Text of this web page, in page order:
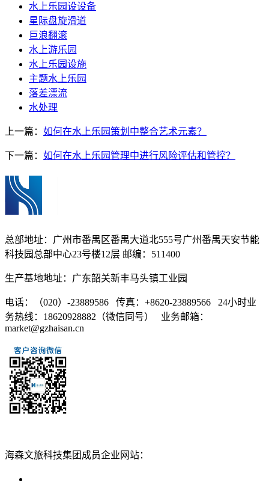
水上乐园设设备
星际盘旋滑道
巨浪翻滚
水上游乐园
水上乐园设施
主题水上乐园
落差漂流
水处理
上一篇： 如何在水上乐园策划中整合艺术元素？
下一篇： 如何在水上乐园管理中进行风险评估和管控？
总部地址：广州市番禺区番禺大道北555号广州番禺天安节能
科技园总部中心23号楼12层 邮编：511400
生产基地地址：广东韶关新丰马头镇工业园
电话：（020）-23889586 传真：+8620-23889566 24小时业
务热线：18620928882（微信同号） 业务邮箱：
market@gzhaisan.cn
海森文旅科技集团成员企业网站：